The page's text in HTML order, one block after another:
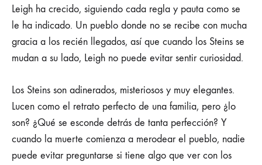
Leigh ha crecido, siguiendo cada regla y pauta como se
le ha indicado. Un pueblo donde no se recibe con mucha
gracia a los recién llegados, así que cuando los Steins se
mudan a su lado, Leigh no puede evitar sentir curiosidad.
Los Steins son adinerados, misteriosos y muy elegantes.
Lucen como el retrato perfecto de una familia, pero ¿lo
son? ¿Qué se esconde detrás de tanta perfección? Y
cuando la muerte comienza a merodear el pueblo, nadie
puede evitar preguntarse si tiene algo que ver con los